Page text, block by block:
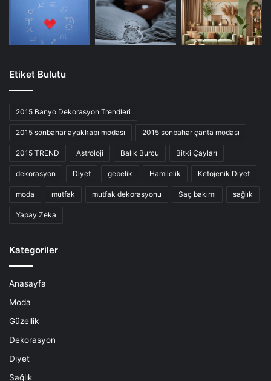
Etiket Bulutu
2015 Banyo Dekorasyon Trendleri
2015 sonbahar ayakkabı modası 2015 sonbahar çanta modası
2015 TREND Astroloji Balık Burcu Bitki Çayları
dekorasyon Diyet gebelik Hamilelik Ketojenik Diyet
moda mutfak mutfak dekorasyonu Saç bakımı sağlık
Yapay Zeka
Kategoriler
Anasayfa
Moda
Güzellik
Dekorasyon
Diyet
Sağlık